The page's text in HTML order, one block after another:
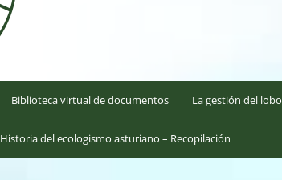
Biblioteca virtual de documentos La gestión del lobo
Historia del ecologismo asturiano – Recopilación